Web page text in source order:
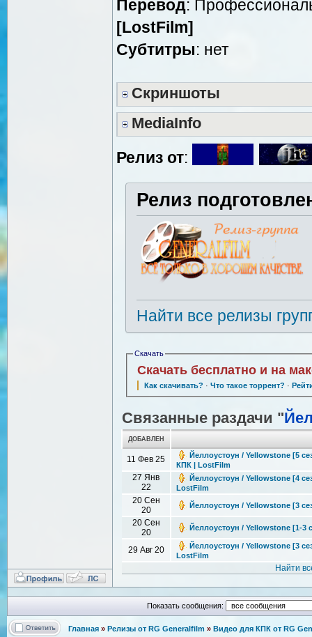
Перевод:
[LostFilm]
Cубтитры: нет
Скриншоты
MediaInfo
Релиз от:
Релиз
Найти все релизы
Скачать
Скачать бесплатно и на
Как скачивать? · Что такое торрент? ·
Связанные раздачи "
ДОБАВЛЕН
11 Фев 25
Йеллоустоун / Yellowstone [5
КПК | LostFilm
27 Янв
22
Йеллоустоун / Yellowstone [4
LostFilm
20 Сен
20
Йеллоустоун / Yellowstone [3
20 Сен
20
Йеллоустоун / Yellowstone [1-3
29 Авг 20
Йеллоустоун / Yellowstone [3
LostFilm
Найти
Показать сообщения:
Главная » Релизы от RG Generalfilm » Видео для КПК от RG